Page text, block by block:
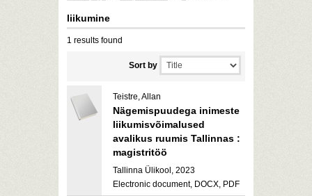
liikumine
1 results found
Sort by
Teistre, Allan
Nägemispuudega inimeste
liikumisvõimalused
avalikus ruumis Tallinnas :
magistritöö
Tallinna Ülikool, 2023
Electronic document, DOCX, PDF